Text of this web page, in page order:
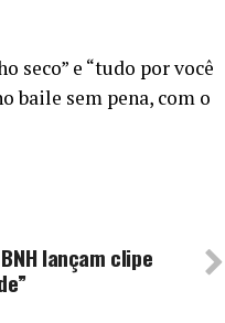
seco” e “tudo por você
baile sem pena, com o
lançam clipe